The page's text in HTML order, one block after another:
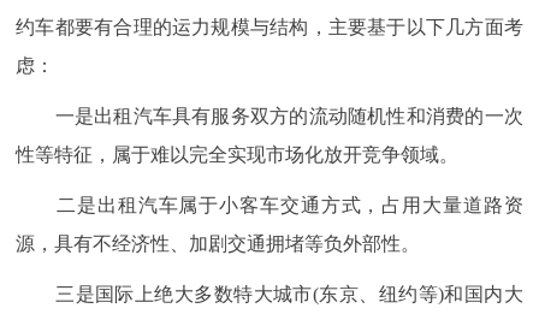
约车都要有合理的运力规模与结构，主要基于以下几方面考
虑：
一是出租汽车具有服务双方的流动随机性和消费的一次
性等特征，属于难以完全实现市场化放开竞争领域。
二是出租汽车属于小客车交通方式，占用大量道路资
源，具有不经济性、加剧交通拥堵等负外部性。
三是国际上绝大多数特大城市(东京、纽约等)和国内大